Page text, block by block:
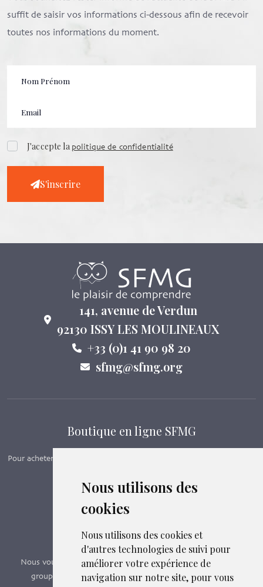
Nous utilisons des
cookies
Nous utilisons des cookies et
d'autres technologies de suivi pour
améliorer votre expérience de
navigation sur notre site, pour vous
suffit de saisir vos informations ci-dessous afin de recevoir
toutes nos informations du moment.
J'accepte lapolitique de confidentialité
S'inscrire
141, avenue de Verdun
92130 ISSY LES MOULINEAUX
+33 (0)1 41 90 98 20
sfmg@sfmg.org
Boutique en ligne SFMG
Pour acheter nos manuels, adhérer et payer ses cotisations en ligne,
Boutique en ligne
Formations SFMG
Nous vous proposons des formations e-learning, présentiels,
groupes de pairs - Certificat QUALIOPI n° 2020/89171.3